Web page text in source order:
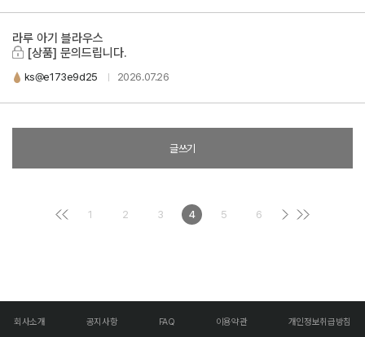
라루 아기 블라우스
[상품] 문의드립니다.
ks@e173e9d25 2026.07.26
글쓰기
1 2 3 4 5 6
회사소개 공지사항 FAQ 이용약관 개인정보취급방침